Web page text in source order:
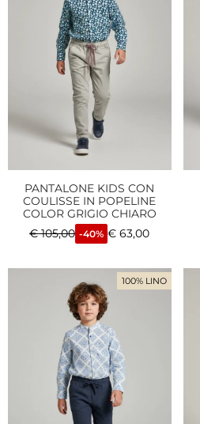
PANTALONE KIDS CON
COULISSE IN POPELINE
COLOR GRIGIO CHIARO
€105,00 -40% € 63,00
100% LINO